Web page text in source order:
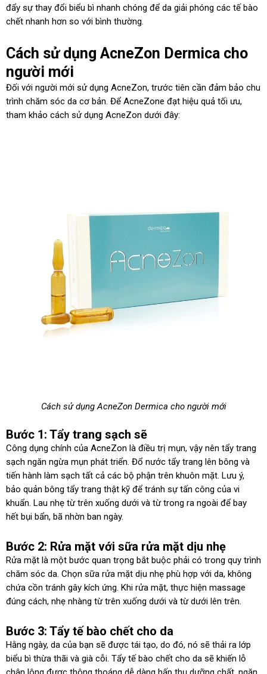
đẩy sự thay đổi biểu bì nhanh chóng để da giải phóng các tế bào
chết nhanh hơn so với bình thường.
Cách sử dụng AcneZon Dermica cho
người mới
Đối với người mới sử dụng AcneZon, trước tiên cần đảm bảo chu
trình chăm sóc da cơ bản. Để AcneZone đạt hiệu quả tối ưu,
tham khảo cách sử dụng AcneZon dưới đây:
Cách sử dụng AcneZon Dermica cho người mới
Bước 1: Tẩy trang sạch sẽ
Công dụng chính của AcneZon là điều trị mụn, vậy nên tẩy trang
sạch ngăn ngừa mụn phát triển. Đổ nước tẩy trang lên bông và
tiến hành làm sạch tất cả các bộ phận trên khuôn mặt. Lưu ý,
bảo quản bông tẩy trang thật kỹ để tránh sự tấn công của vi
khuẩn. Lau nhẹ từ trên xuống dưới và từ trong ra ngoài để bay
hết bụi bẩn, bã nhờn ban ngày.
Bước 2: Rửa mặt với sữa rửa mặt dịu nhẹ
Rửa mặt là một bước quan trọng bắt buộc phải có trong quy trình
chăm sóc da. Chọn sữa rửa mặt dịu nhẹ phù hợp với da, không
chứa cồn tránh gây kích ứng. Khi rửa mặt, thực hiện massage
đúng cách, nhẹ nhàng từ trên xuống dưới và từ dưới lên trên.
Bước 3: Tẩy tế bào chết cho da
Hằng ngày, da của bạn sẽ được tái tạo, do đó, nó sẽ thải ra lớp
biểu bì thừa thãi và già cỗi. Tẩy tế bào chết cho da sẽ khiến lỗ